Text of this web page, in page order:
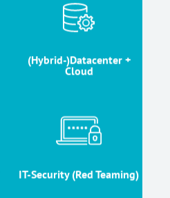
(Hybrid-)Datacenter +
Cloud
(Hybrid-)Datacenter +
Cloud
IT-Security (Red Teaming)
IT-Security (Red Teaming)